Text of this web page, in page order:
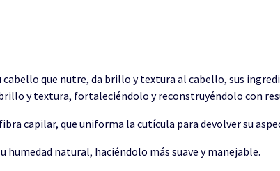
que nutre, da brillo y textura al cabello, sus
y textura, fortaleciéndolo y reconstruyéndolo con
capilar, que uniforma la cutícula para devolver su
humedad natural, haciéndolo más suave y manejable.